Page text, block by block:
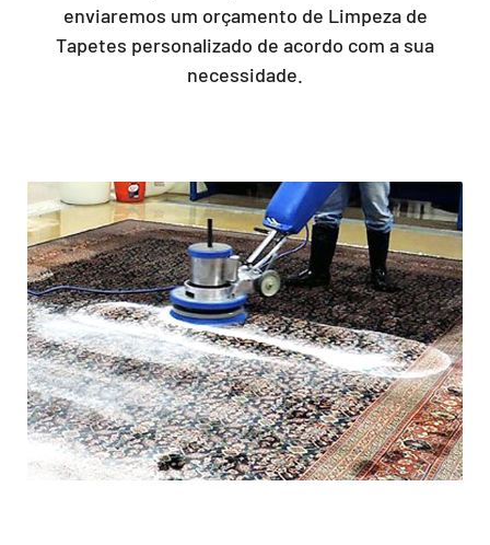
enviaremos um orçamento de Limpeza de
Tapetes personalizado de acordo com a sua
necessidade.